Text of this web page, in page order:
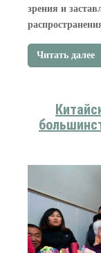
зрения и
Читать далее